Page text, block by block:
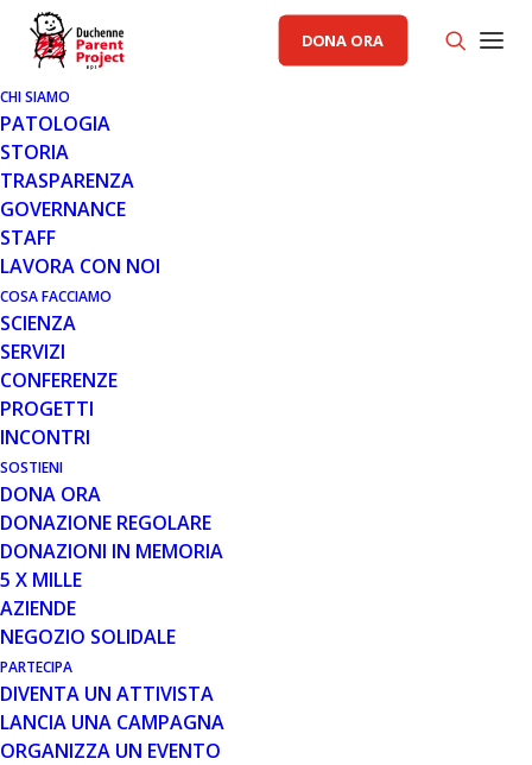
DONA ORA
CHI SIAMO
PATOLOGIA
STORIA
TRASPARENZA
GOVERNANCE
STAFF
LAVORA CON NOI
COSA FACCIAMO
SCIENZA
SERVIZI
CONFERENZE
PROGETTI
INCONTRI
SOSTIENI
DONA ORA
DONAZIONE REGOLARE
DONAZIONI IN MEMORIA
5 X MILLE
AZIENDE
NEGOZIO SOLIDALE
PARTECIPA
DIVENTA UN ATTIVISTA
LANCIA UNA CAMPAGNA
ORGANIZZA UN EVENTO
GENERALE
25 OTT 2022
UNA GARA INDOOR CON IL
WHEELCHAIR GP